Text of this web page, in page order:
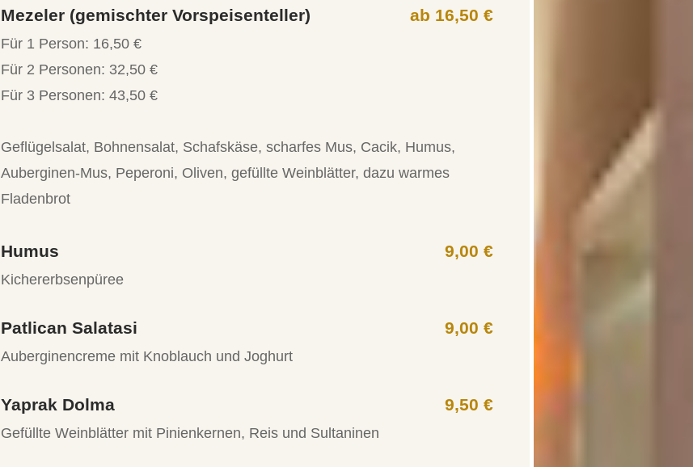
Mezeler (gemischter Vorspeisenteller) ab 16,50 €
Für 1 Person: 16,50 €
Für 2 Personen: 32,50 €
Für 3 Personen: 43,50 €
Geflügelsalat, Bohnensalat, Schafskäse, scharfes Mus, Cacik, Humus,
Auberginen-Mus, Peperoni, Oliven, gefüllte Weinblätter, dazu warmes
Fladenbrot
Humus 9,00 €
Kichererbsenpüree
Patlican Salatasi 9,00 €
Auberginencreme mit Knoblauch und Joghurt
Yaprak Dolma 9,50 €
Gefüllte Weinblätter mit Pinienkernen, Reis und Sultaninen